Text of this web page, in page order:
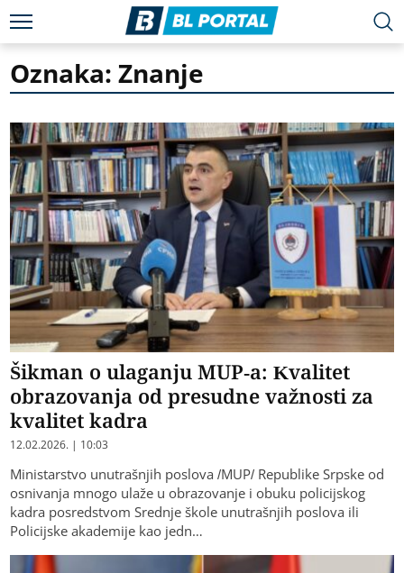
Oznaka: Znanje
Šikman o ulaganju MUP-a: Kvalitet
obrazovanja od presudne važnosti za
kvalitet kadra
12.02.2026. | 10:03
Ministarstvo unutrašnjih poslova /MUP/ Republike Srpske od
osnivanja mnogo ulaže u obrazovanje i obuku policijskog
kadra posredstvom Srednje škole unutrašnjih poslova ili
Policijske akademije kao jedn…